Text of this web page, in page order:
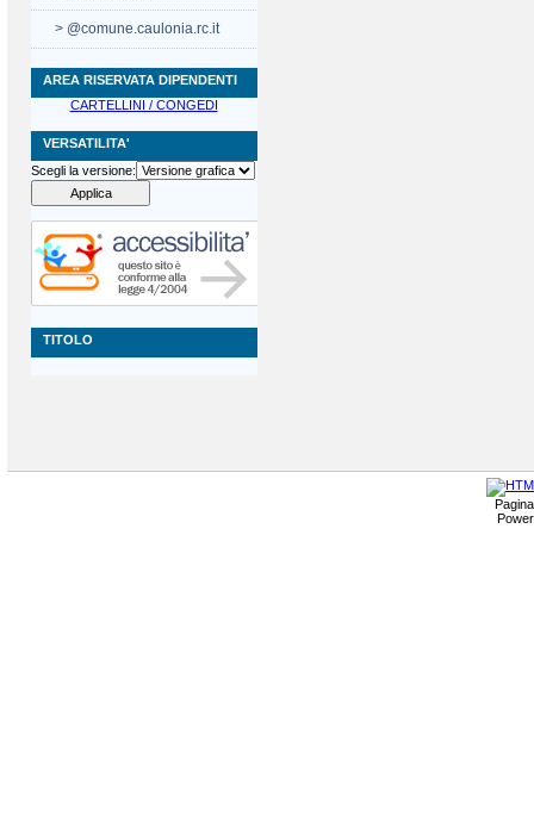
> @comune.caulonia.rc.it
AREA RISERVATA DIPENDENTI
CARTELLINI / CONGEDI
VERSATILITA'
Scegli la versione:
TITOLO